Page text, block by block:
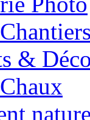
& Déco